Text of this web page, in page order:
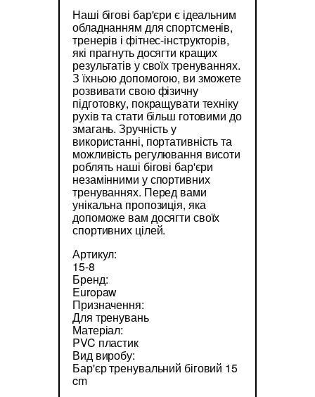
Наші бігові бар'єри є ідеальним
обладнанням для спортсменів,
тренерів і фітнес-інструкторів,
які прагнуть досягти кращих
результатів у своїх тренуваннях.
З їхньою допомогою, ви зможете
розвивати свою фізичну
підготовку, покращувати техніку
рухів та стати більш готовими до
змагань. Зручність у
використанні, портативність та
можливість регулювання висоти
роблять наші бігові бар'єри
незамінними у спортивних
тренуваннях. Перед вами
унікальна пропозиція, яка
допоможе вам досягти своїх
спортивних цілей.
Артикул:
15-8
Бренд:
Europaw
Призначення:
Для тренувань
Матеріал:
PVC пластик
Вид виробу:
Бар'єр тренувальний біговий 15
cm